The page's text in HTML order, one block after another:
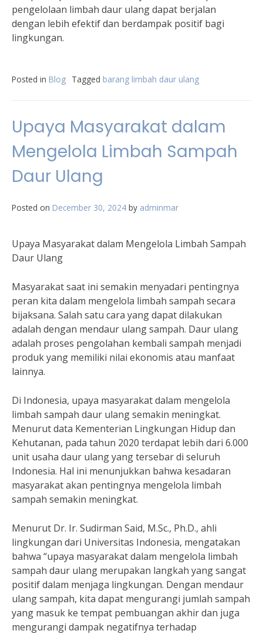
pengelolaan limbah daur ulang dapat berjalan
dengan lebih efektif dan berdampak positif bagi
lingkungan.
Posted in Blog Tagged barang limbah daur ulang
Upaya Masyarakat dalam
Mengelola Limbah Sampah
Daur Ulang
Posted on December 30, 2024 by adminmar
Upaya Masyarakat dalam Mengelola Limbah Sampah
Daur Ulang
Masyarakat saat ini semakin menyadari pentingnya
peran kita dalam mengelola limbah sampah secara
bijaksana. Salah satu cara yang dapat dilakukan
adalah dengan mendaur ulang sampah. Daur ulang
adalah proses pengolahan kembali sampah menjadi
produk yang memiliki nilai ekonomis atau manfaat
lainnya.
Di Indonesia, upaya masyarakat dalam mengelola
limbah sampah daur ulang semakin meningkat.
Menurut data Kementerian Lingkungan Hidup dan
Kehutanan, pada tahun 2020 terdapat lebih dari 6.000
unit usaha daur ulang yang tersebar di seluruh
Indonesia. Hal ini menunjukkan bahwa kesadaran
masyarakat akan pentingnya mengelola limbah
sampah semakin meningkat.
Menurut Dr. Ir. Sudirman Said, M.Sc., Ph.D., ahli
lingkungan dari Universitas Indonesia, mengatakan
bahwa “upaya masyarakat dalam mengelola limbah
sampah daur ulang merupakan langkah yang sangat
positif dalam menjaga lingkungan. Dengan mendaur
ulang sampah, kita dapat mengurangi jumlah sampah
yang masuk ke tempat pembuangan akhir dan juga
mengurangi dampak negatifnya terhadap